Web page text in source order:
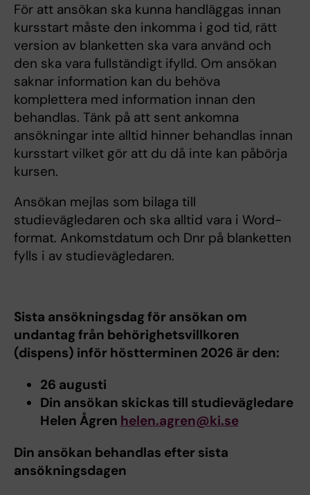
För att ansökan ska kunna handläggas innan
kursstart måste den inkomma i god tid, rätt
version av blanketten ska vara använd och
den ska vara fullständigt ifylld. Om ansökan
saknar information kan du behöva
komplettera med information innan den
behandlas. Tänk på att sent ankomna
ansökningar inte alltid hinner behandlas innan
kursstart vilket gör att du då inte kan påbörja
kursen.
Ansökan mejlas som bilaga till
studievägledaren och ska alltid vara i Word-
format. Ankomstdatum och Dnr på blanketten
fylls i av studievägledaren.
Sista ansökningsdag för ansökan om
undantag från behörighetsvillkoren
(dispens) inför höstterminen 2026 är den:
26 augusti
Din ansökan skickas till studievägledare
Helen Ågren helen.agren@ki.se
Din ansökan behandlas efter sista
ansökningsdagen